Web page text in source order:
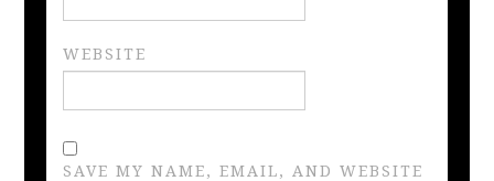
WEBSITE
SAVE MY NAME, EMAIL, AND WEBSITE